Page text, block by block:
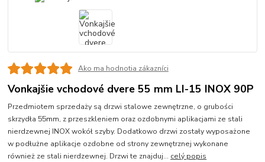
Ako ma hodnotia zákazníci
Vonkajšie vchodové dvere 55 mm LI-15 INOX 90P
Przedmiotem sprzedaży są drzwi stalowe zewnętrzne, o grubości
skrzydła 55mm, z przeszkleniem oraz ozdobnymi aplikacjami ze stali
nierdzewnej INOX wokół szyby. Dodatkowo drzwi zostały wyposażone
w podłużne aplikacje ozdobne od strony zewnętrznej wykonane
również ze stali nierdzewnej. Drzwi te znajduj... celý popis